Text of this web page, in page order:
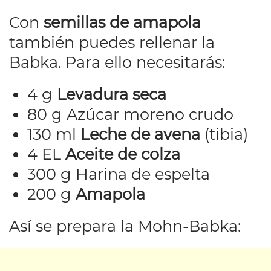
Con semillas de amapola
también puedes rellenar la
Babka. Para ello necesitarás:
4 g Levadura seca
80 g Azúcar moreno crudo
130 ml Leche de avena (tibia)
4 EL Aceite de colza
300 g Harina de espelta
200 g Amapola
Así se prepara la Mohn-Babka: